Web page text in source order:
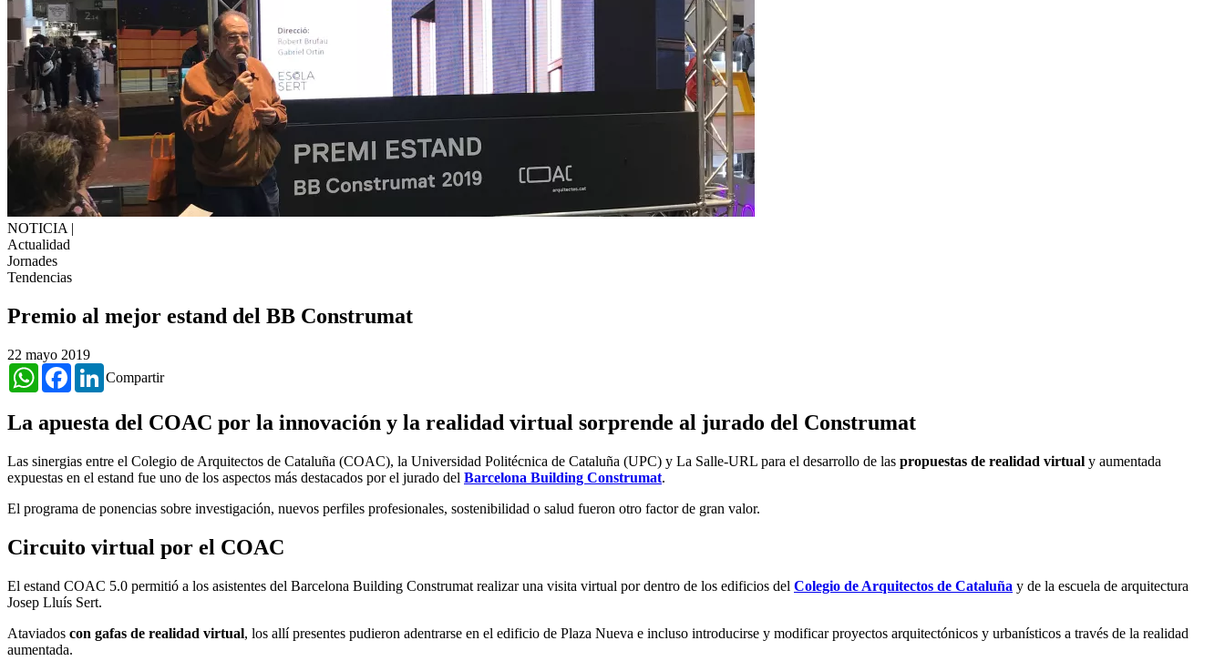
NOTICIA |
Actualidad
Jornades
Tendencias
Premio al mejor estand del BB Construmat
22 mayo 2019
Compartir
WhatsAppFacebookLinkedIn
La apuesta del COAC por la innovación y la realidad virtual sorprende al jurado del Construmat
Las sinergias entre el Colegio de Arquitectos de Cataluña (COAC), la Universidad Politécnica de Cataluña (UPC) y La Salle-URL para el desarrollo de las propuestas de realidad virtual y aumentada
expuestas en el estand fue uno de los aspectos más destacados por el jurado del Barcelona Building Construmat.
El programa de ponencias sobre investigación, nuevos perfiles profesionales, sostenibilidad o salud fueron otro factor de gran valor.
Circuito virtual por el COAC
El estand COAC 5.0 permitió a los asistentes del Barcelona Building Construmat realizar una visita virtual por dentro de los edificios del Colegio de Arquitectos de Cataluña y de la escuela de arquitectura
Josep Lluís Sert.
Ataviados con gafas de realidad virtual, los allí presentes pudieron adentrarse en el edificio de Plaza Nueva e incluso introducirse y modificar proyectos arquitectónicos y urbanísticos a través de la realidad
aumentada.